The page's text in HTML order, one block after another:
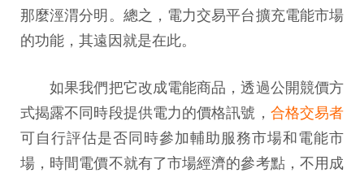
那麼涇渭分明。總之，電力交易平台擴充電能市場
的功能，其遠因就是在此。
如果我們把它改成電能商品，透過公開競價方
式揭露不同時段提供電力的價格訊號， 合格交易者
可自行評估是否同時參加輔助服務市場和電能市
場，時間電價不就有了市場經濟的參考點，不用成